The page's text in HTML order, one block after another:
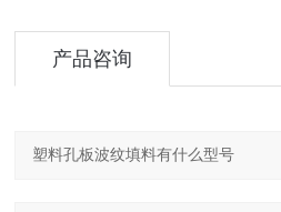
产品咨询